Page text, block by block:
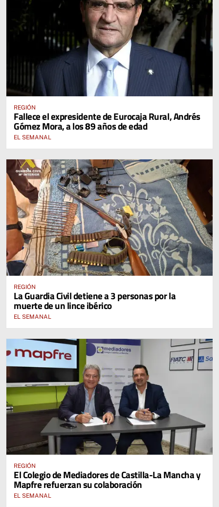
REGIÓN
Fallece el expresidente de Eurocaja Rural, Andrés
Gómez Mora, a los 89 años de edad
EL SEMANAL
REGIÓN
La Guardia Civil detiene a 3 personas por la
muerte de un lince ibérico
EL SEMANAL
REGIÓN
El Colegio de Mediadores de Castilla-La Mancha y
Mapfre refuerzan su colaboración
EL SEMANAL